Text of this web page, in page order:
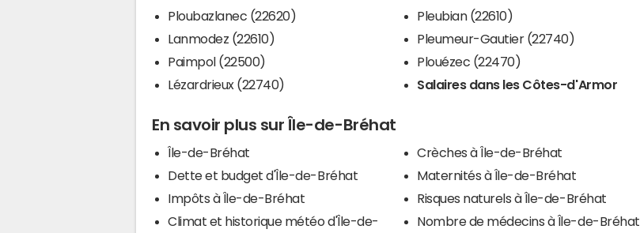
Ploubazlanec (22620)
Lanmodez (22610)
Paimpol (22500)
Lézardrieux (22740)
Pleubian (22610)
Pleumeur-Gautier (22740)
Plouézec (22470)
Salaires dans les Côtes-d'Armor
En savoir plus sur Île-de-Bréhat
Île-de-Bréhat
Dette et budget d'Île-de-Bréhat
Impôts à Île-de-Bréhat
Climat et historique météo d'Île-de-
Crèches à Île-de-Bréhat
Maternités à Île-de-Bréhat
Risques naturels à Île-de-Bréhat
Nombre de médecins à Île-de-Bréhat